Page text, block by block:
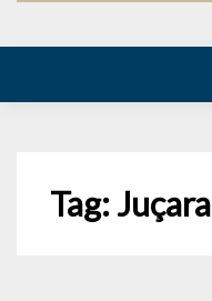
Tag: